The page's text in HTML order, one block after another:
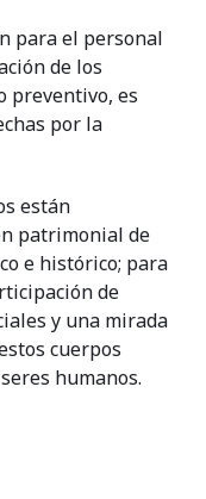
para el personal
de los
preventivo, es
por la
están
patrimonial de
e histórico; para
de
y una mirada
cuerpos
humanos.